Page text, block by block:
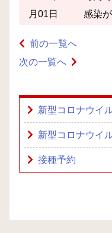
月01日
感染
前の一覧へ
次の一覧へ
新型コロナウイ
新型コロナウイ
接種予約